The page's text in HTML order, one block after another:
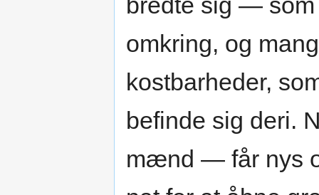
omkring, og
kostbarheder,
befinde sig deri.
mænd — får nys